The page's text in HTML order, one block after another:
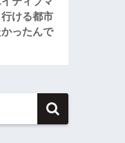
ける都市
ったんで